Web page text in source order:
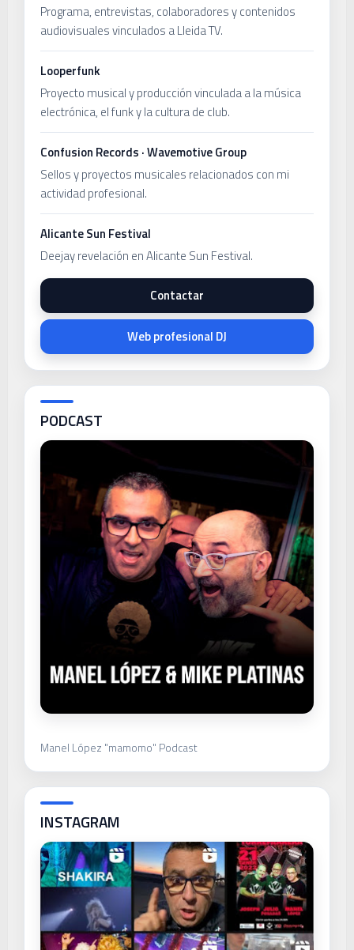
Programa, entrevistas, colaboradores y contenidos
audiovisuales vinculados a Lleida TV.
Looperfunk
Proyecto musical y producción vinculada a la música
electrónica, el funk y la cultura de club.
Confusion Records · Wavemotive Group
Sellos y proyectos musicales relacionados con mi
actividad profesional.
Alicante Sun Festival
Deejay revelación en Alicante Sun Festival.
Contactar
Web profesional DJ
PODCAST
Manel López "mamomo" Podcast
INSTAGRAM